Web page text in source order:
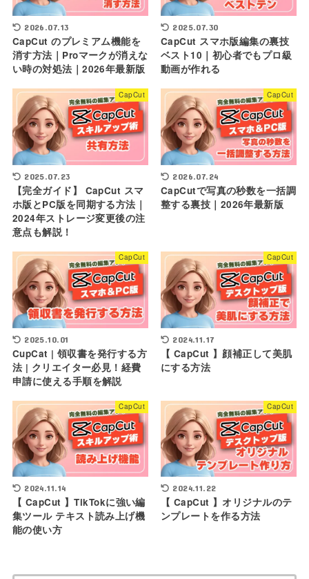
2026.07.13
CapCut のプレミアム機能を
消す方法｜Proマークが消えな
い時の対処法｜2026年最新版
2025.07.30
CapCut スマホ版編集の裏技
ベスト10｜初心者でもプロ級
動画が作れる
CapCut
2025.07.23
【完全ガイド】 CapCut スマ
ホ版とPC版を同期する方法｜
2024年ストレージ変更後の注
意点も解説！
CapCut
2026.07.24
CapCutで写真の秒数を一括調
整する裏技｜2026年最新版
CapCut
2025.10.01
CupCat | 領収書を発行する方
法 | クリエイター必見！経費
申請に使える手順を解説
CapCut
2024.11.17
【 CapCut 】顔補正して美肌
にする方法
CapCut
2024.11.14
【 CapCut 】TikTokに強い編
集ツール テキスト読み上げ機
能の使い方
CapCut
2024.11.22
【 CapCut 】オリジナルのテ
ンプレートを作る方法